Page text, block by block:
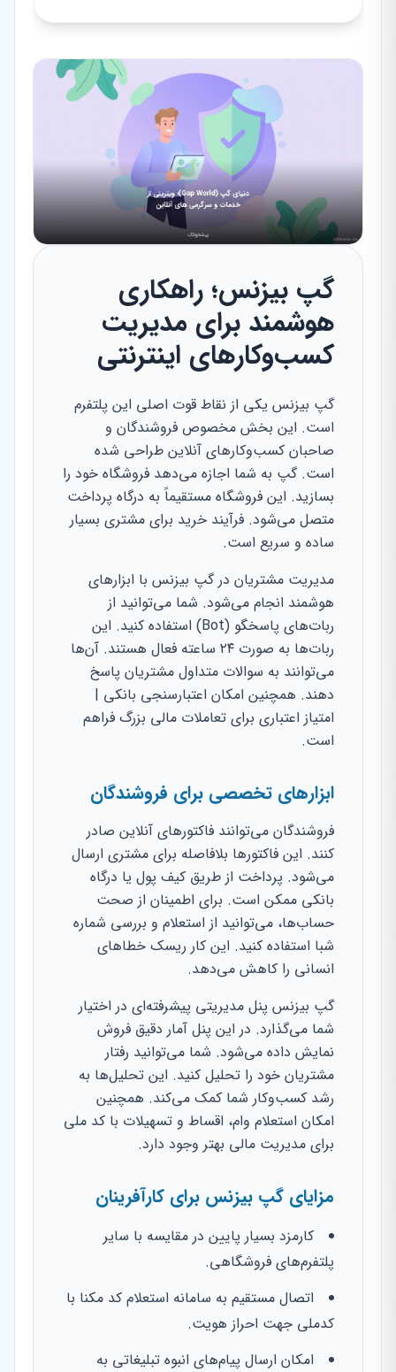
گپ بیزنس؛ راهکاری
هوشمند برای مدیریت
کسب‌وکارهای اینترنتی
گپ بیزنس یکی از نقاط قوت اصلی این پلتفرم
است. این بخش مخصوص فروشندگان و
صاحبان کسب‌وکارهای آنلاین طراحی شده
است. گپ به شما اجازه می‌دهد فروشگاه خود را
بسازید. این فروشگاه مستقیماً به درگاه پرداخت
متصل می‌شود. فرآیند خرید برای مشتری بسیار
ساده و سریع است.
مدیریت مشتریان در گپ بیزنس با ابزارهای
هوشمند انجام می‌شود. شما می‌توانید از
ربات‌های پاسخگو (Bot) استفاده کنید. این
ربات‌ها به صورت ۲۴ ساعته فعال هستند. آن‌ها
می‌توانند به سوالات متداول مشتریان پاسخ
دهند. همچنین امکان اعتبارسنجی بانکی |
امتیاز اعتباری برای تعاملات مالی بزرگ فراهم
است.
ابزارهای تخصصی برای فروشندگان
فروشندگان می‌توانند فاکتورهای آنلاین صادر
کنند. این فاکتورها بلافاصله برای مشتری ارسال
می‌شود. پرداخت از طریق کیف پول یا درگاه
بانکی ممکن است. برای اطمینان از صحت
حساب‌ها، می‌توانید از استعلام و بررسی شماره
شبا استفاده کنید. این کار ریسک خطاهای
انسانی را کاهش می‌دهد.
گپ بیزنس پنل مدیریتی پیشرفته‌ای در اختیار
شما می‌گذارد. در این پنل آمار دقیق فروش
نمایش داده می‌شود. شما می‌توانید رفتار
مشتریان خود را تحلیل کنید. این تحلیل‌ها به
رشد کسب‌وکار شما کمک می‌کند. همچنین
امکان استعلام وام، اقساط و تسهیلات با کد ملی
برای مدیریت مالی بهتر وجود دارد.
مزایای گپ بیزنس برای کارآفرینان
کارمزد بسیار پایین در مقایسه با سایر
پلتفرم‌های فروشگاهی.
اتصال مستقیم به سامانه استعلام کد مکنا با
کدملی جهت احراز هویت.
امکان ارسال پیام‌های انبوه تبلیغاتی به